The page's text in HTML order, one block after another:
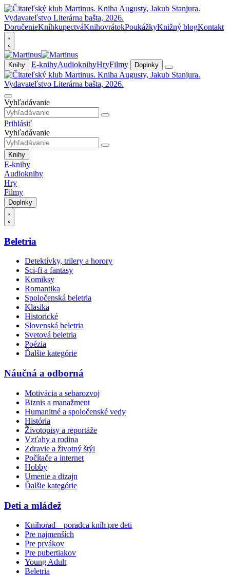
DoručenieKníhkupectváKnihovrátokPoukážkyKnižný blogKontakt
Knihy E-knihyAudioknihyHryFilmy Doplnky
Vyhľadávanie
Prihlásiť
Vyhľadávanie
Knihy
E-knihy
Audioknihy
Hry
Filmy
Doplnky
Beletria
Detektívky, trilery a horory
Sci-fi a fantasy
Komiksy
Romantika
Spoločenská beletria
Klasika
Historické
Slovenská beletria
Svetová beletria
Poézia
Ďalšie kategórie
Náučná a odborná
Motivácia a sebarozvoj
Biznis a manažment
Humanitné a spoločenské vedy
História
Životopisy a reportáže
Vzťahy a rodina
Zdravie a životný štýl
Počítače a internet
Hobby
Umenie a dizajn
Ďalšie kategórie
Deti a mládež
Knihorad – poradca kníh pre deti
Pre najmenších
Pre prvákov
Pre pubertiakov
Young Adult
Beletria